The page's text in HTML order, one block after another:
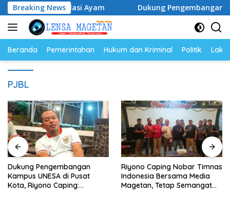
Langsung
ke
konten
Breaking News
Populasi Ayam Dukung Pengembangan Kampus
Beranda Pemerintahan Hukum dan Kriminal Politik
PJBL
Dukung Pengembangan
Kampus UNESA di Pusat
Kota, Riyono Caping:
Riyono Caping Nobar Timnas
Indonesia Bersama Media
Magetan, Tetap Semangat